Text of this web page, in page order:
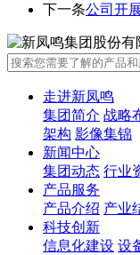
下一条公司开
走进新凤鸣
集团简介 战略
架构 影像集锦
新闻中心
集团动态 行业
产品服务
产品介绍 产业
科技创新
信息化建设 设